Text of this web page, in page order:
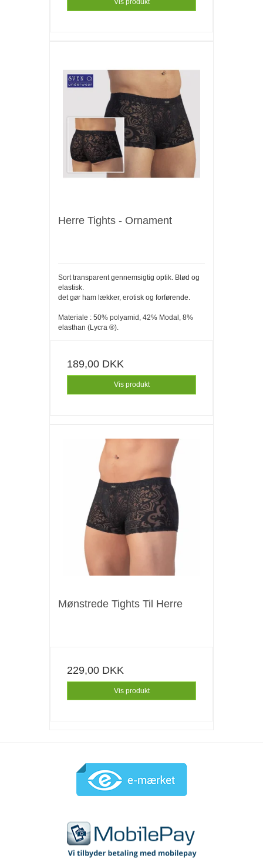
Vis produkt
Herre Tights - Ornament
Sort transparent gennemsigtig optik. Blød og
elastisk.
det gør ham lækker, erotisk og forførende.
Materiale : 50% polyamid, 42% Modal, 8%
elasthan (Lycra ®).
189,00 DKK
Vis produkt
Mønstrede Tights Til Herre
229,00 DKK
Vis produkt